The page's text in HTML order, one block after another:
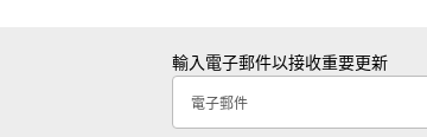
輸入電子郵件以接收重要更新
電子郵件